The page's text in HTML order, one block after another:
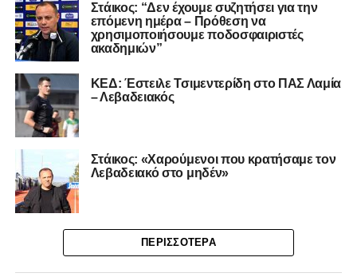
Στάικος: “Δεν έχουμε συζητήσει για την
επόμενη ημέρα – Πρόθεση να
χρησιμοποιήσουμε ποδοσφαιριστές
ακαδημιών”
ΚΕΔ: Έστειλε Τσιμεντερίδη στο ΠΑΣ Λαμία
– Λεβαδειακός
Στάικος: «Χαρούμενοι που κρατήσαμε τον
Λεβαδειακό στο μηδέν»
ΠΕΡΙΣΣΌΤΕΡΑ